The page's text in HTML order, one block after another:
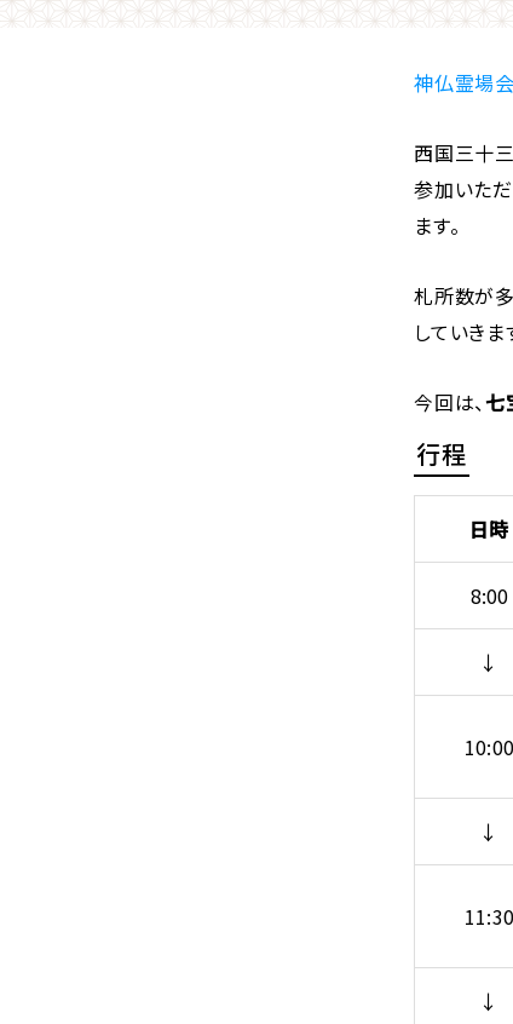
神仏霊場
西国三十
参加いた
ます。
札所数が
していきま
今回は、七
行程
日時
8:00
↓
10:00
↓
11:30
↓